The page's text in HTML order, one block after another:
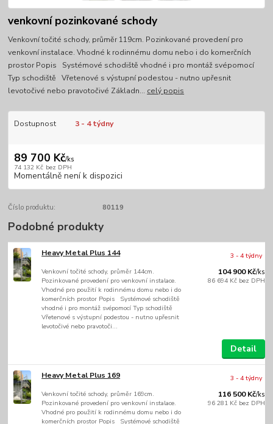
venkovní pozinkované schody
Venkovní točité schody, průměr 119cm. Pozinkované provedení pro
venkovní instalace. Vhodné k rodinnému domu nebo i do komerčních
prostor Popis Systémové schodiště vhodné i pro montáž svépomocí
Typ schodiště Vřetenové s výstupní podestou - nutno upřesnit
levotočivé nebo pravotočivé Základn... celý popis
Dostupnost 3 - 4 týdny
89 700 Kč/ks
74 132 Kč bez DPH
Momentálně není k dispozici
Číslo produktu: 80119
Podobné produkty
Heavy Metal Plus 144
Venkovní točité schody, průměr 144cm.
Pozinkované provedení pro venkovní instalace.
Vhodné pro použití k rodinnému domu nebo i do
komerčních prostor Popis Systémové schodiště
vhodné i pro montáž svépomocí Typ schodiště
Vřetenové s výstupní podestou - nutno upřesnit
levotočivé nebo pravotoči...
104 900 Kč/ks
86 694 Kč bez DPH
3 - 4 týdny
Detail
Heavy Metal Plus 169
Venkovní točité schody, průměr 169cm.
Pozinkované provedení pro venkovní instalace.
Vhodné pro použití k rodinnému domu nebo i do
komerčních prostor Popis Systémové schodiště
116 500 Kč/ks
96 281 Kč bez DPH
3 - 4 týdny